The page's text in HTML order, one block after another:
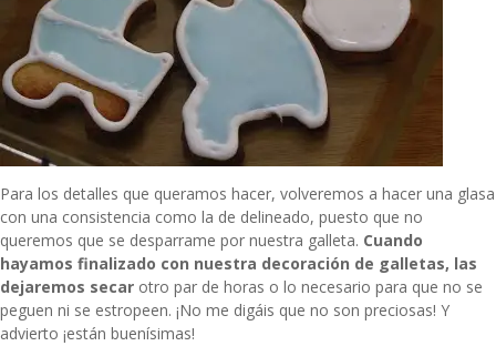
Para los detalles que queramos hacer, volveremos a hacer una glasa
con una consistencia como la de delineado, puesto que no
queremos que se desparrame por nuestra galleta. Cuando
hayamos finalizado con nuestra decoración de galletas, las
dejaremos secar otro par de horas o lo necesario para que no se
peguen ni se estropeen. ¡No me digáis que no son preciosas! Y
advierto ¡están buenísimas!